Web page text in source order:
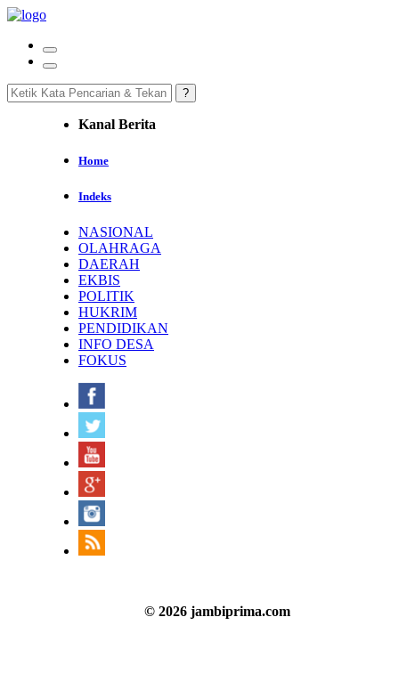
Kanal Berita
Home
Indeks
NASIONAL
OLAHRAGA
DAERAH
EKBIS
POLITIK
HUKRIM
PENDIDIKAN
INFO DESA
FOKUS
© 2026 jambiprima.com